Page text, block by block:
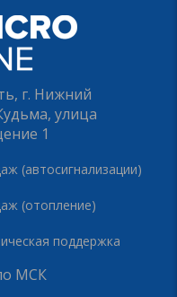
г. Нижний
улица
1
(автосигнализации)
(отопление)
поддержка
МСК